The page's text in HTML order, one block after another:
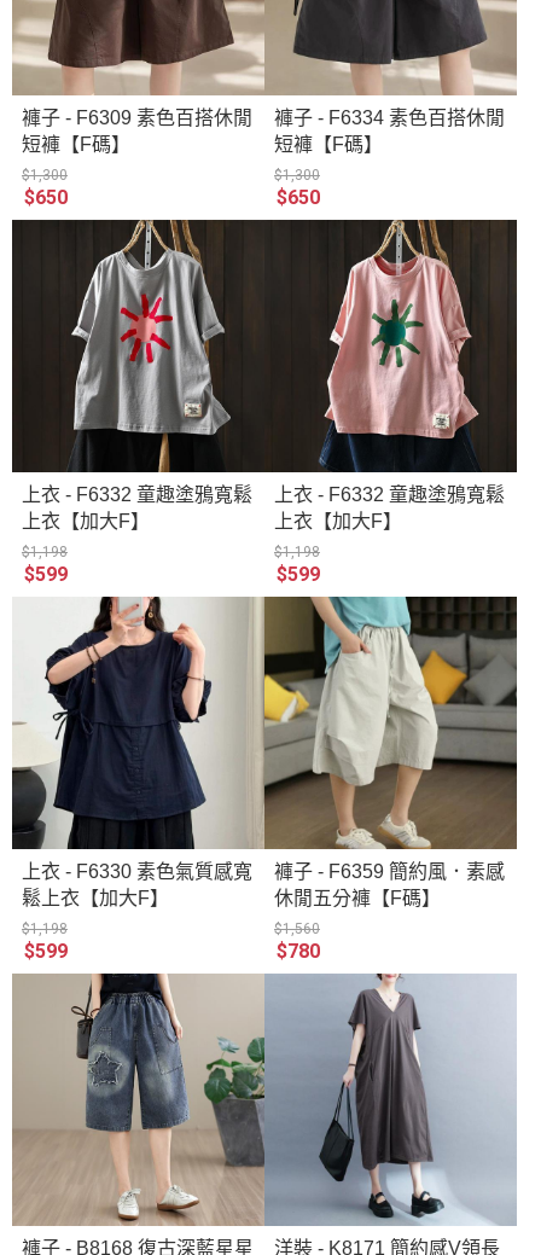
褲子 - F6309 素色百搭休閒
短褲【F碼】
$1,300
$650
褲子 - F6334 素色百搭休閒
短褲【F碼】
$1,300
$650
上衣 - F6332 童趣塗鴉寬鬆
上衣【加大F】
$1,198
$599
上衣 - F6332 童趣塗鴉寬鬆
上衣【加大F】
$1,198
$599
上衣 - F6330 素色氣質感寬
鬆上衣【加大F】
$1,198
$599
褲子 - F6359 簡約風．素感
休閒五分褲【F碼】
$1,560
$780
褲子 - B8168 復古深藍星星 洋裝 - K8171 簡約感V領長